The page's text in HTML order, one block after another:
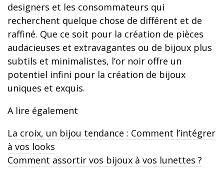
designers et les consommateurs qui
recherchent quelque chose de différent et de
raffiné. Que ce soit pour la création de pièces
audacieuses et extravagantes ou de bijoux plus
subtils et minimalistes, l’or noir offre un
potentiel infini pour la création de bijoux
uniques et exquis.
A lire également
La croix, un bijou tendance : Comment l’intégrer
à vos looks
Comment assortir vos bijoux à vos lunettes ?